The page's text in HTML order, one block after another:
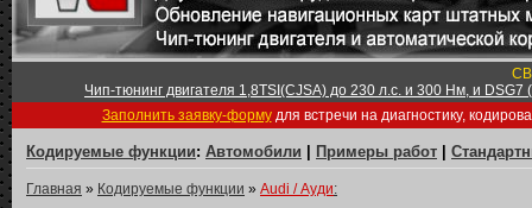
Чип-тюнинг двигателя 1,8TSI(CJSA) до 230 л.с. и 300 Нм, и
Заполнить заявку-формудля встречи на диагностику,
Кодируемые функции: Автомобили Примеры работ
Главная » Кодируемые функции » Audi / Ауди: